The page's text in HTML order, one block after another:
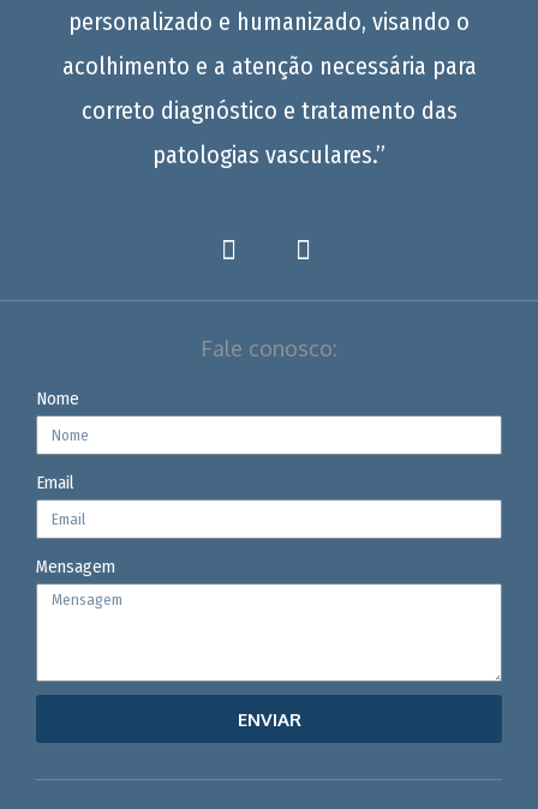
personalizado e humanizado, visando o
acolhimento e a atenção necessária para
correto diagnóstico e tratamento das
patologias vasculares.”
Fale conosco:
Nome
Email
Mensagem
ENVIAR